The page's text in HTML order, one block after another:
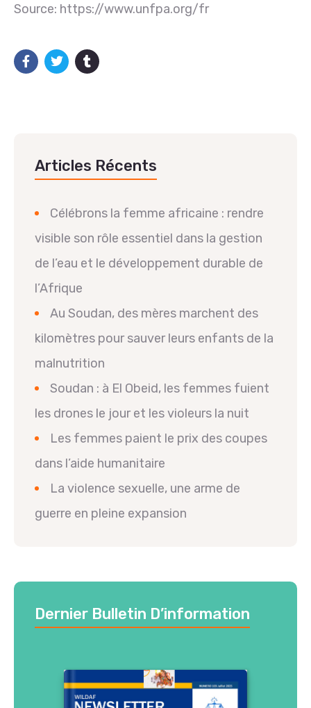
Source: https://www.unfpa.org/fr
Articles Récents
Célébrons la femme africaine : rendre
visible son rôle essentiel dans la gestion
de l’eau et le développement durable de
l’Afrique
Au Soudan, des mères marchent des
kilomètres pour sauver leurs enfants de la
malnutrition
Soudan : à El Obeid, les femmes fuient
les drones le jour et les violeurs la nuit
Les femmes paient le prix des coupes
dans l’aide humanitaire
La violence sexuelle, une arme de
guerre en pleine expansion
Dernier Bulletin D’information